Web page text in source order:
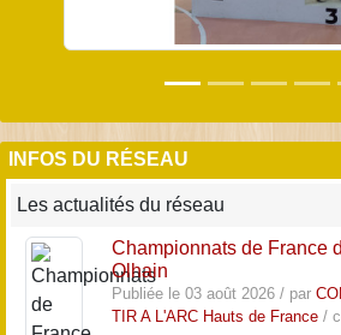
INFOS DU RÉSEAU
Les actualités du réseau
Championnats de France
Olhain
Publiée le 03 août 2026 / par
TIR A L'ARC Hauts de France/